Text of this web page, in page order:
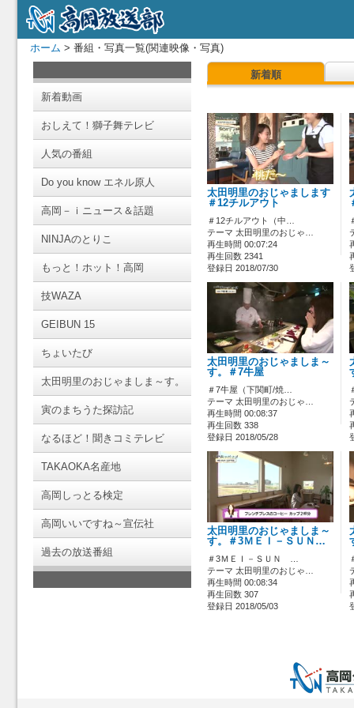
ホーム > 番組・写真一覧(関連映像・写真)
新着動画
おしえて！獅子舞テレビ
人気の番組
Do you know エネル原人
高岡－ｉニュース＆話題
NINJAのとりこ
もっと！ホット！高岡
技WAZA
GEIBUN 15
ちょいたび
太田明里のおじゃましま～す。
寅のまちうた探訪記
なるほど！聞きコミテレビ
TAKAOKA名産地
高岡しっとる検定
高岡いいですね～宣伝社
過去の放送番組
新着順
太田明里のおじゃまします
＃12チルアウト
＃12チルアウト（中…
テーマ 太田明里のおじゃ…
再生時間 00:07:24
再生回数 2341
登録日 2018/07/30
太田明里のおじゃましま～
す。＃7牛屋
＃7牛屋（下関町/焼…
テーマ 太田明里のおじゃ…
再生時間 00:08:37
再生回数 338
登録日 2018/05/28
太田明里のおじゃましま～
す。＃3ＭＥＩ－ＳＵＮ…
＃3ＭＥＩ－ＳＵＮ …
テーマ 太田明里のおじゃ…
再生時間 00:08:34
再生回数 307
登録日 2018/05/03